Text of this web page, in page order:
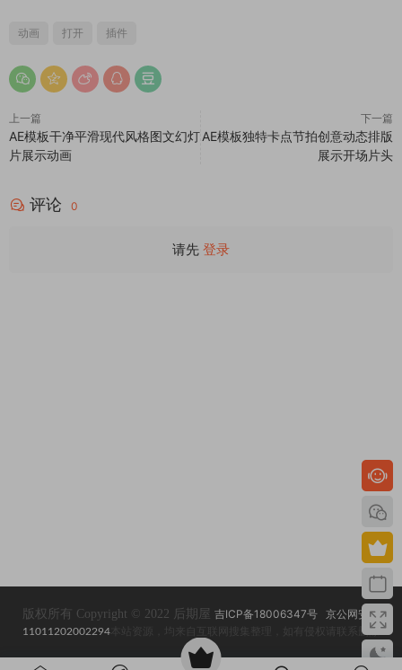
动画 打开 插件
上一篇
AE模板干净平滑现代风格图文幻灯
片展示动画
下一篇
AE模板独特卡点节拍创意动态排版
展示开场片头
评论 0
请先 登录
版权所有 Copyright © 2022 后期屋 吉ICP备18006347号
京公网安备
11011202002294 本站资源，均来自互联网搜集整理，如有侵权请联系删除